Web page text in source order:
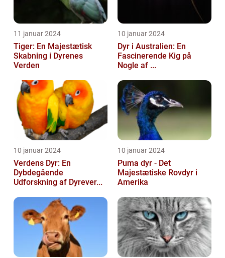
11 januar 2024
Tiger: En Majestætisk
Skabning i Dyrenes
Verden
10 januar 2024
Dyr i Australien: En
Fascinerende Kig på
Nogle af ...
10 januar 2024
Verdens Dyr: En
Dybdegående
Udforskning af Dyrever...
10 januar 2024
Puma dyr - Det
Majestætiske Rovdyr i
Amerika